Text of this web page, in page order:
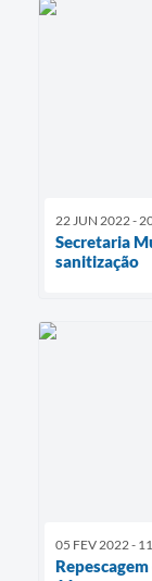
22 JUN 2022 -
Secretaria
sanitização
05 FEV 2022 -